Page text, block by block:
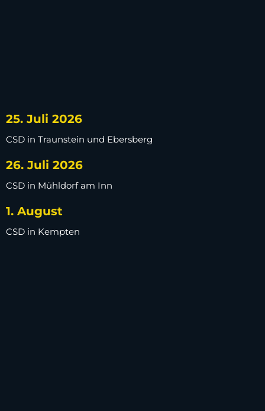
25. Juli 2026
CSD in Traunstein und Ebersberg
26. Juli 2026
CSD in Mühldorf am Inn
1. August
CSD in Kempten